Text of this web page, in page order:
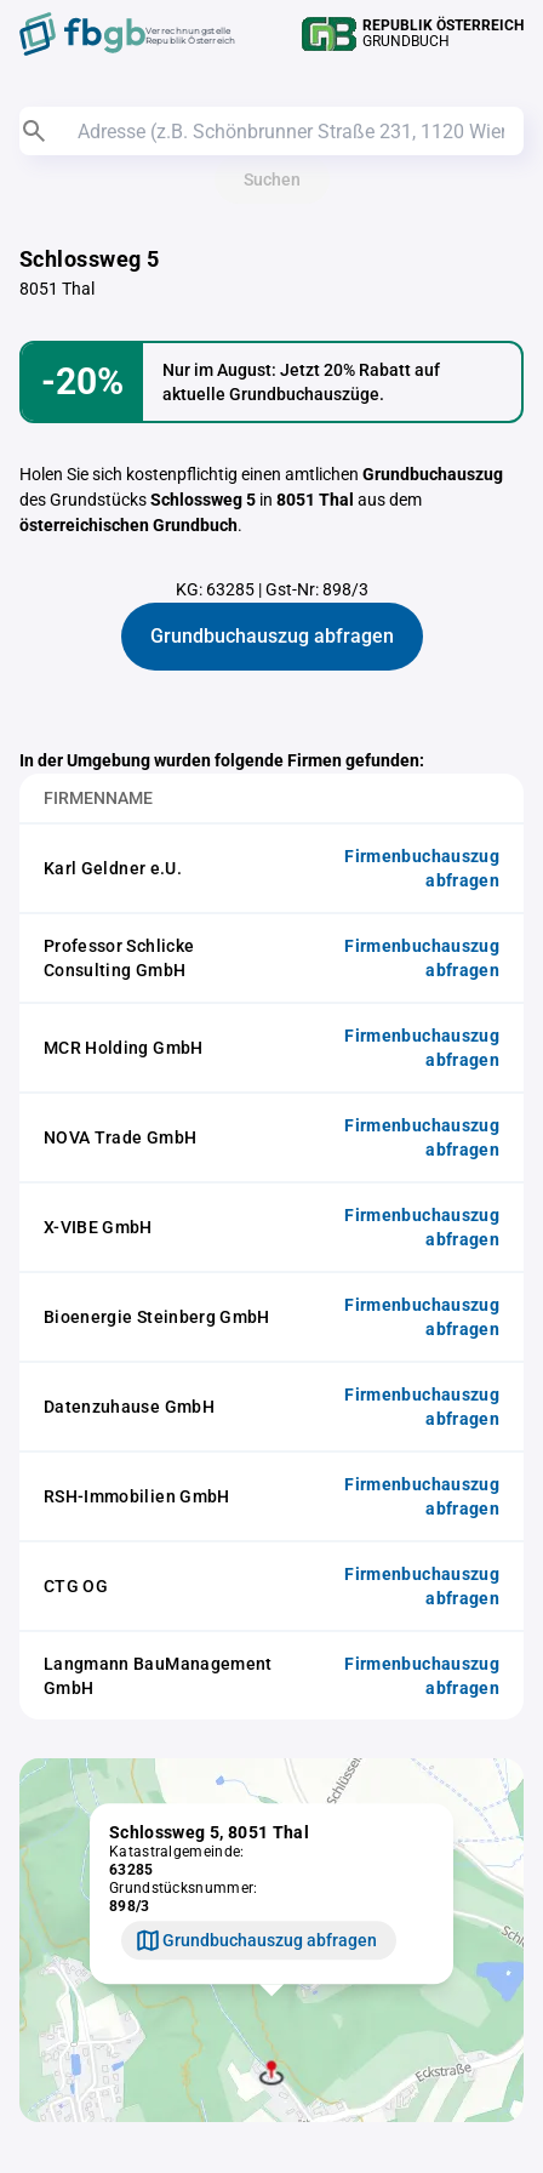
Verrechnungstelle
Republik Österreich
REPUBLIK ÖSTERREICH
GRUNDBUCH
Suchen
Schlossweg 5
8051 Thal
-20%
Nur im August: Jetzt 20% Rabatt auf
aktuelle Grundbuchauszüge.
Holen Sie sich kostenpflichtig einen amtlichen Grundbuchauszug
des GrundstücksSchlossweg 5 in 8051 Thal aus dem
österreichischen Grundbuch.
KG: 63285|Gst-Nr: 898/3
Grundbuchauszug abfragen
In der Umgebung wurden folgende Firmen gefunden:
FIRMENNAME
Karl Geldner e.U.
Firmenbuchauszug
abfragen
Professor Schlicke
Consulting GmbH
Firmenbuchauszug
abfragen
MCR Holding GmbH
Firmenbuchauszug
abfragen
NOVA Trade GmbH
Firmenbuchauszug
abfragen
X-VIBE GmbH
Firmenbuchauszug
abfragen
Bioenergie Steinberg GmbH
Firmenbuchauszug
abfragen
Datenzuhause GmbH
Firmenbuchauszug
abfragen
RSH-Immobilien GmbH
Firmenbuchauszug
abfragen
CTG OG
Firmenbuchauszug
abfragen
Langmann BauManagement
GmbH
Firmenbuchauszug
abfragen
Schlossweg 5, 8051 Thal
Katastralgemeinde:
63285
Grundstücksnummer:
898/3
Grundbuchauszug abfragen